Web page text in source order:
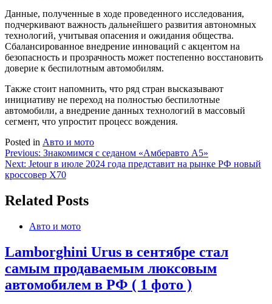
Данные, полученные в ходе проведенного исследования,
подчеркивают важность дальнейшего развития автономных
технологий, учитывая опасения и ожидания общества.
Сбалансированное внедрение инноваций с акцентом на
безопасность и прозрачность может постепенно восстановить
доверие к беспилотным автомобилям.
Также стоит напомнить, что ряд стран высказывают
инициативу не переход на полностью беспилотные
автомобили, а внедрение данных технологий в массовый
сегмент, что упростит процесс вождения.
Posted in Авто и мото
Навигация
по
Previous: Знакомимся с седаном «Амберавто А5»
Next: Jetour в июле 2024 года представит на рынке РФ новый
кроссовер X70
Related Posts
Авто и мото
Lamborghini Urus в сентябре стал
самым продаваемым люксовым
автомобилем в РФ ( 1 фото )